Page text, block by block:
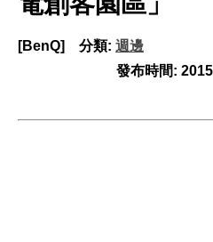
[BenQ] 分類: 週邊
發布時間: